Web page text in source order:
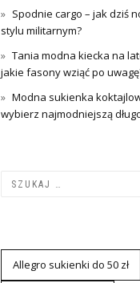
Spodnie cargo – jak dziś
stylu militarnym?
Tania modna kiecka na
jakie fasony wziąć po
Modna sukienka
wybierz najmodniejszą
Allegro sukienki do 50 zł